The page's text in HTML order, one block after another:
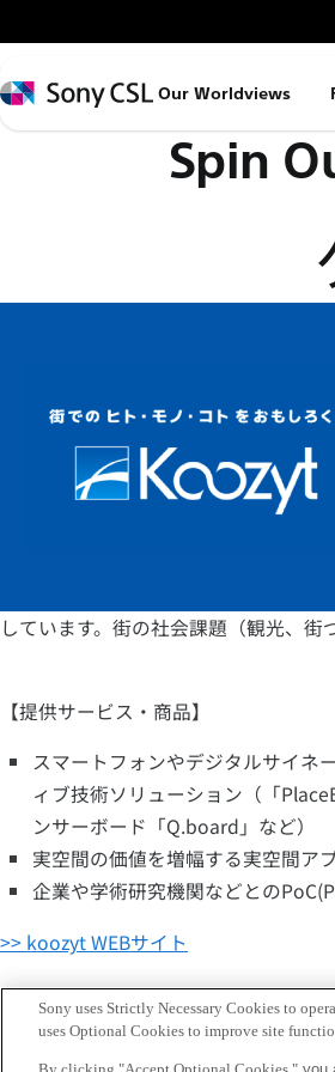
イ
ン
コ
ス
Sony
Our Worldviews
Spin
しています。街の社会課題（観光、街
【提供サービス・商品】
スマートフォンやデジタルサイネ
ィブ技術ソリューション（「
ンサーボード「Q.board」など）
実空間の価値を増幅する実空間ア
企業や学術研究機関などとの
>> koozyt WEBサイト
Sony uses Strictly Necessary Cookies to
uses Optional Cookies to improve site